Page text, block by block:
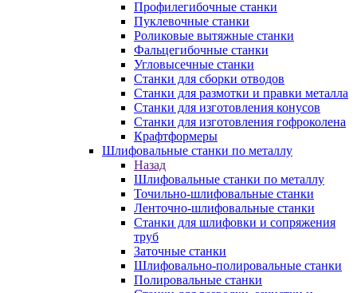
Профилегибочные станки
Пуклевочные станки
Роликовые вытяжные станки
Фальцегибочные станки
Угловысечные станки
Станки для сборки отводов
Станки для размотки и правки металла
Станки для изготовления конусов
Станки для изготовления гофроколена
Крафтформеры
Шлифовальные станки по металлу
Назад
Шлифовальные станки по металлу
Точильно-шлифовальные станки
Ленточно-шлифовальные станки
Станки для шлифовки и сопряжения
труб
Заточные станки
Шлифовально-полировальные станки
Полировальные станки